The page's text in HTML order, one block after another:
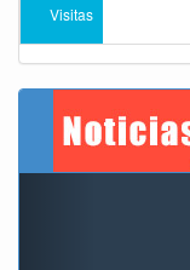
Visitas